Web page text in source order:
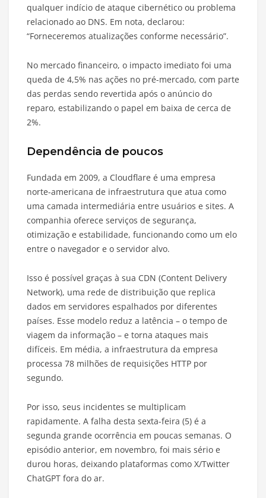
qualquer indício de ataque cibernético ou problema
relacionado ao DNS. Em nota, declarou:
“Forneceremos atualizações conforme necessário”.
No mercado financeiro, o impacto imediato foi uma
queda de 4,5% nas ações no pré-mercado, com parte
das perdas sendo revertida após o anúncio do
reparo, estabilizando o papel em baixa de cerca de
2%.
Dependência de poucos
Fundada em 2009, a Cloudflare é uma empresa
norte-americana de infraestrutura que atua como
uma camada intermediária entre usuários e sites. A
companhia oferece serviços de segurança,
otimização e estabilidade, funcionando como um elo
entre o navegador e o servidor alvo.
Isso é possível graças à sua CDN (Content Delivery
Network), uma rede de distribuição que replica
dados em servidores espalhados por diferentes
países. Esse modelo reduz a latência – o tempo de
viagem da informação – e torna ataques mais
difíceis. Em média, a infraestrutura da empresa
processa 78 milhões de requisições HTTP por
segundo.
Por isso, seus incidentes se multiplicam
rapidamente. A falha desta sexta-feira (5) é a
segunda grande ocorrência em poucas semanas. O
episódio anterior, em novembro, foi mais sério e
durou horas, deixando plataformas como X/Twitter
ChatGPT fora do ar.